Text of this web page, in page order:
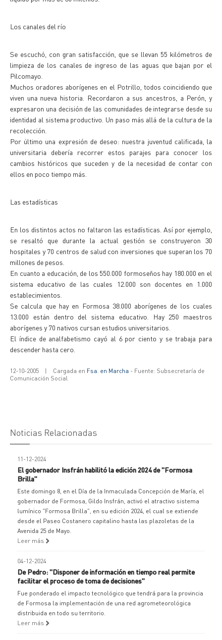
Los canales del río
Se escuchó, con gran satisfacción, que se llevan 55 kilómetros de
limpieza de los canales de ingreso de las aguas que bajan por el
Pilcomayo.
Muchos oradores aborígenes en el Potrillo, todos coincidiendo que
viven una nueva historia. Recordaron a sus ancestros, a Perón, y
expresaron una decisión de las comunidades de integrarse desde su
identidad al sistema productivo. Un paso más allá de la cultura de la
recolección.
Por último una expresión de deseo: nuestra juventud calificada, la
universitaria debería recorrer estos parajes para conocer los
cambios históricos que suceden y de la necesidad de contar con
ellos en poco tiempo más.
Las estadísticas
En los distintos actos no faltaron las estadísticas. Así por ejemplo,
se resaltó que durante la actual gestión se construyeron 30
hospitales y 70 centros de salud con inversiones que superan los 70
millones de pesos.
En cuanto a educación, de los 550.000 formoseños hay 180.000 en el
sistema educativo de las cuales 12.000 son docentes en 1.000
establecimientos.
Se calcula que hay en Formosa 38.000 aborígenes de los cuales
13.000 están dentro del sistema educativo. Hay 250 maestros
aborígenes y 70 nativos cursan estudios universitarios.
El índice de analfabetismo cayó al 6 por ciento y se trabaja para
descender hasta cero.
12-10-2005 | Cargada en Fsa. en Marcha - Fuente: Subsecretaría de
Comunicación Social
Noticias Relacionadas
11-12-2024
El gobernador Insfrán habilitó la edición 2024 de "Formosa
Brilla"
Este domingo 8, en el Día de la Inmaculada Concepción de María, el
gobernador de Formosa, Gildo Insfrán, activó el atractivo sistema
lumínico "Formosa Brilla", en su edición 2024, el cual se extiende
desde el Paseo Costanero capitalino hasta las plazoletas de la
Avenida 25 de Mayo.
Leer más
04-12-2024
De Pedro: "Disponer de información en tiempo real permite
facilitar el proceso de toma de decisiones"
Fue ponderado el impacto tecnológico que tendrá para la provincia
de Formosa la implementación de una red agrometeorológica
distribuida en todo su territorio.
Leer más